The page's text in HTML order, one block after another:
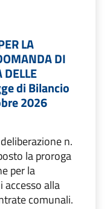
LA
DI
di Bilancio
2026
n.
la proroga
per la
accesso alla
comunali.